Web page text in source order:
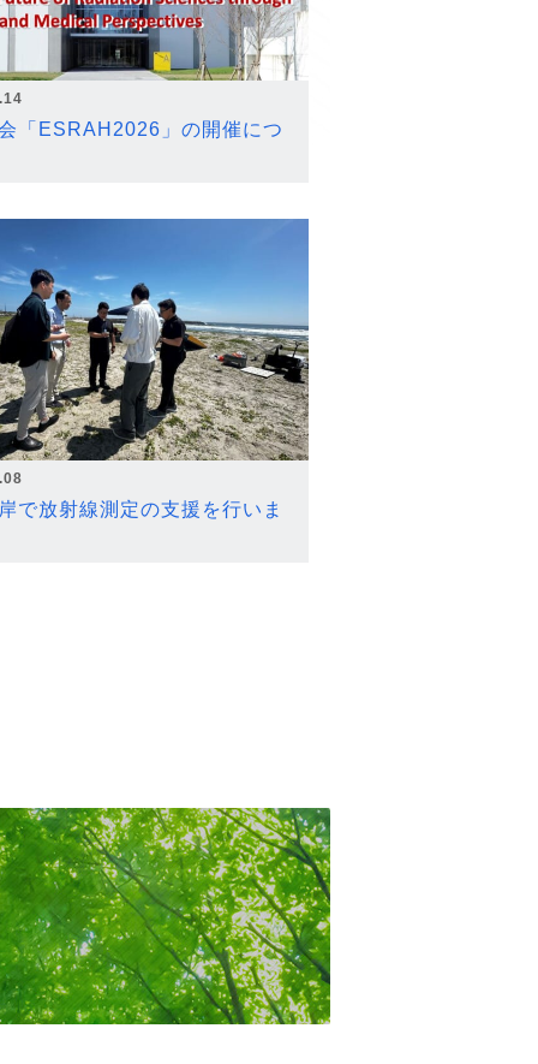
「ESRAH2026」の開催につ
で放射線測定の支援を行いま